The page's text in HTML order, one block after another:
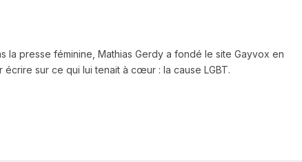
la presse féminine, Mathias Gerdy a fondé le site Gayvox en
sur ce qui lui tenait à cœur : la cause LGBT.